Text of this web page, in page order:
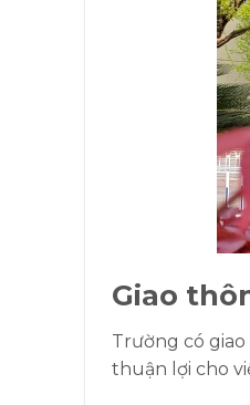
Giao
Trường có
thuận lợi cho